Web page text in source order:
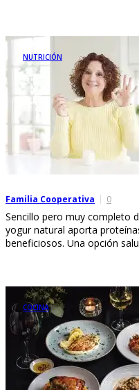
NUTRICIÓN
Familia Cooperativa 0
Sencillo pero muy completo
yogur natural aporta
beneficiosos. Una opción
COCINA